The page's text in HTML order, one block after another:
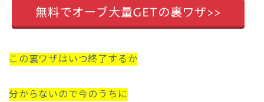
無料でオーブ大量GETの裏ワザ>>
この裏ワザはいつ終了するか
分からないので今のうちに